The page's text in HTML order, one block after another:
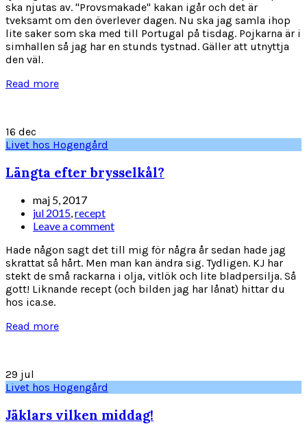
ska njutas av. "Provsmakade" kakan igår och det är
tveksamt om den överlever dagen. Nu ska jag samla ihop
lite saker som ska med till Portugal på tisdag. Pojkarna är i
simhallen så jag har en stunds tystnad. Gäller att utnyttja
den väl.
Read more
16 dec
Livet hos Hogengård
Längta efter brysselkål?
maj 5, 2017
jul 2015,recept
Leave a comment
Hade någon sagt det till mig för några år sedan hade jag
skrattat så hårt. Men man kan ändra sig. Tydligen. KJ har
stekt de små rackarna i olja, vitlök och lite bladpersilja. Så
gott! Liknande recept (och bilden jag har lånat) hittar du
hos ica.se.
Read more
29 jul
Livet hos Hogengård
Jäklars vilken middag!